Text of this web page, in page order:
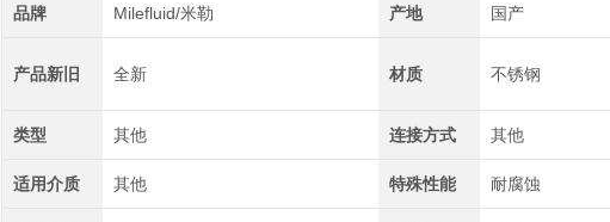
品牌 Milefluid/米勒 产地 国产
产品新旧 全新 材质 不锈钢
类型 其他 连接方式 其他
适用介质 其他 特殊性能 耐腐蚀